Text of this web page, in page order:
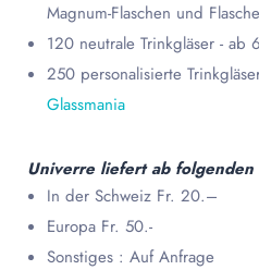
Magnum-Flaschen und
120 neutrale Trinkgläser - ab
250 personalisierte
Glassmania
Univerre liefert ab
In der Schweiz Fr. 20.–
Europa Fr. 50.-
Sonstiges : Auf Anfrage